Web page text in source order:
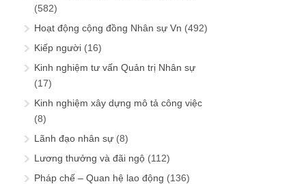
(582)
Hoạt động cộng đồng Nhân sự Vn (492)
Kiếp người (16)
Kinh nghiệm tư vấn Quản trị Nhân sự
(17)
Kinh nghiệm xây dựng mô tả công việc
(8)
Lãnh đạo nhân sự (8)
Lương thưởng và đãi ngộ (112)
Pháp chế – Quan hệ lao động (136)